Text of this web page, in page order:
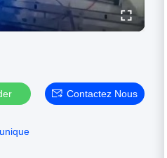
Contactez Nous